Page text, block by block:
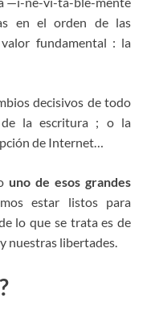
en el orden de las
fundamental : la
decisivos de todo
la escritura ; o la
de Internet…
uno de esos grandes
estar listos para
lo que se trata es de
nuestras libertades.